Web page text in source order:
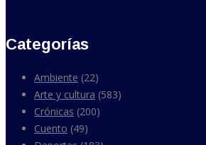
Categorías
Ambiente (22)
Arte y cultura (583)
Crónicas (200)
Cuento (49)